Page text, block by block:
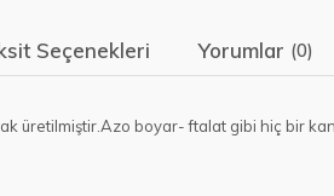
Seçenekleri Yorumlar (0)
üretilmiştir.Azo boyar- ftalat gibi hiç bir